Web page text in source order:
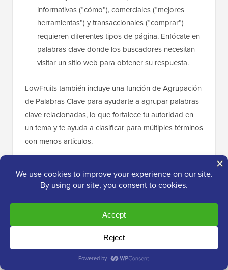
informativas (“cómo”), comerciales (“mejores
herramientas”) y transaccionales (“comprar”)
requieren diferentes tipos de página. Enfócate en
palabras clave donde los buscadores necesitan
visitar un sitio web para obtener su respuesta.
LowFruits también incluye una función de Agrupación
de Palabras Clave para ayudarte a agrupar palabras
clave relacionadas, lo que fortalece tu autoridad en
un tema y te ayuda a clasificar para múltiples términos
con menos artículos.
creamos nosotros mismos:
Generador de Palabras Clave de WPBeginner–
genera más de 300 ideas de palabras clave al
Comprobador de Densidad de Palabras Clave–
revela qué palabras clave están dirigiendo tus